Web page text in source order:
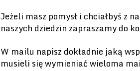
Jeżeli masz pomysł i chciałbyś z
naszych dziedzin zapraszamy do
W mailu napisz dokładnie jaką
musieli się wymieniać wieloma